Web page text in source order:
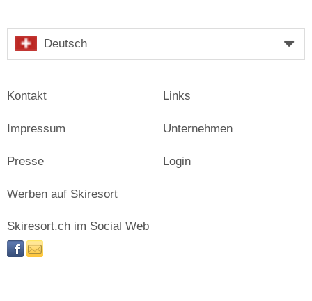
Deutsch
Kontakt
Impressum
Presse
Links
Unternehmen
Login
Werben auf Skiresort
Skiresort.ch im Social Web
facebooknewsletter